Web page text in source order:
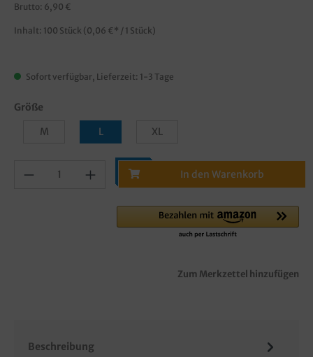
Brutto: 6,90 €
Inhalt: 100 Stück (0,06 €* / 1 Stück)
Sofort verfügbar, Lieferzeit: 1-3 Tage
Größe
M
L XL
In den Warenkorb
Zum Merkzettel hinzufügen
Beschreibung